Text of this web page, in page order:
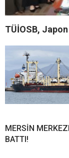
TÜİOSB, Japon
MERSİN
BATTI!